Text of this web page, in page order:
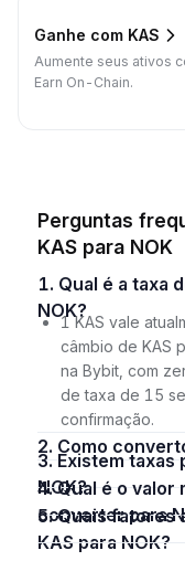
Ganhe com KAS
Aumente seus ativos
Earn On-Chain.
Perguntas
KAS para NOK
1. Qual é a taxa de câmbio atual de KAS para
NOK?
1 KAS vale
câmbio de KAS
na Bybit, com
de taxa de 15
confirmação.
2. Como
3. Existem taxas para converter KAS para
NOK?
4. Qual é o valor mínimo de KAS que posso
converter para
5. Quais fatores afetam a taxa de câmbio de
KAS para NOK?